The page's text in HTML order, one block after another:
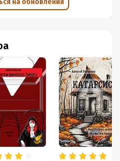
на обновления